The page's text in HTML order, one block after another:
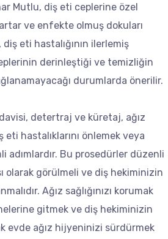
Mutlu, diş eti ceplerine özel
ve enfekte olmuş dokuları
eti hastalığının ilerlemiş
derinleştiği ve temizliğin
durumlarda önerilir.
detertraj ve küretaj, ağız
eti hastalıklarını önlemek veya
adımlardır. Bu prosedürler düzenli
olarak görülmeli ve diş hekiminizin
Ağız sağlığınızı korumak
gitmek ve diş hekiminizin
evde ağız hijyeninizi sürdürmek